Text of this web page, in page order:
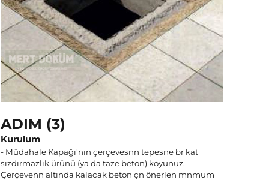
ADIM (3)
Kurulum
- Müdahale Kapağı'nın çerçevesnn tepesne br kat
sızdırmazlık ürünü (ya da taze beton) koyunuz.
Çerçevenn altında kalacak beton çn önerlen mnmum